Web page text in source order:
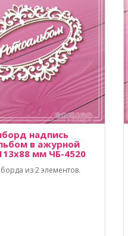
надпись
в ажурной
мм ЧБ-4520
из 2 элементов.